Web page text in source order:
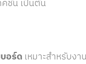
คชั่น เป็นต้น
อร์ด เหมาะสำหรับง